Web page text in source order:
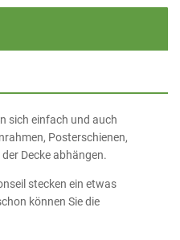
sich einfach und auch
Posterschienen,
Decke abhängen.
stecken ein etwas
können Sie die